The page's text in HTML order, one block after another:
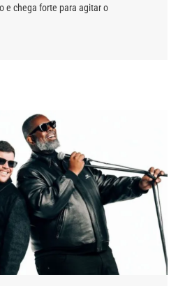
e chega forte para agitar o